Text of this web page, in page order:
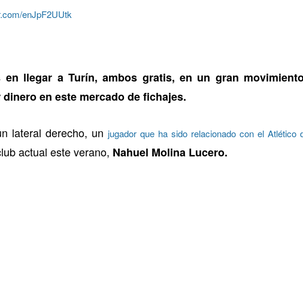
enJpF2UUtk
llegar a Turín, ambos gratis, en un gran
en este mercado de fichajes.
lateral derecho, un jugador que ha sido relacionado con el Atlético
actual este verano, Nahuel Molina Lucero.